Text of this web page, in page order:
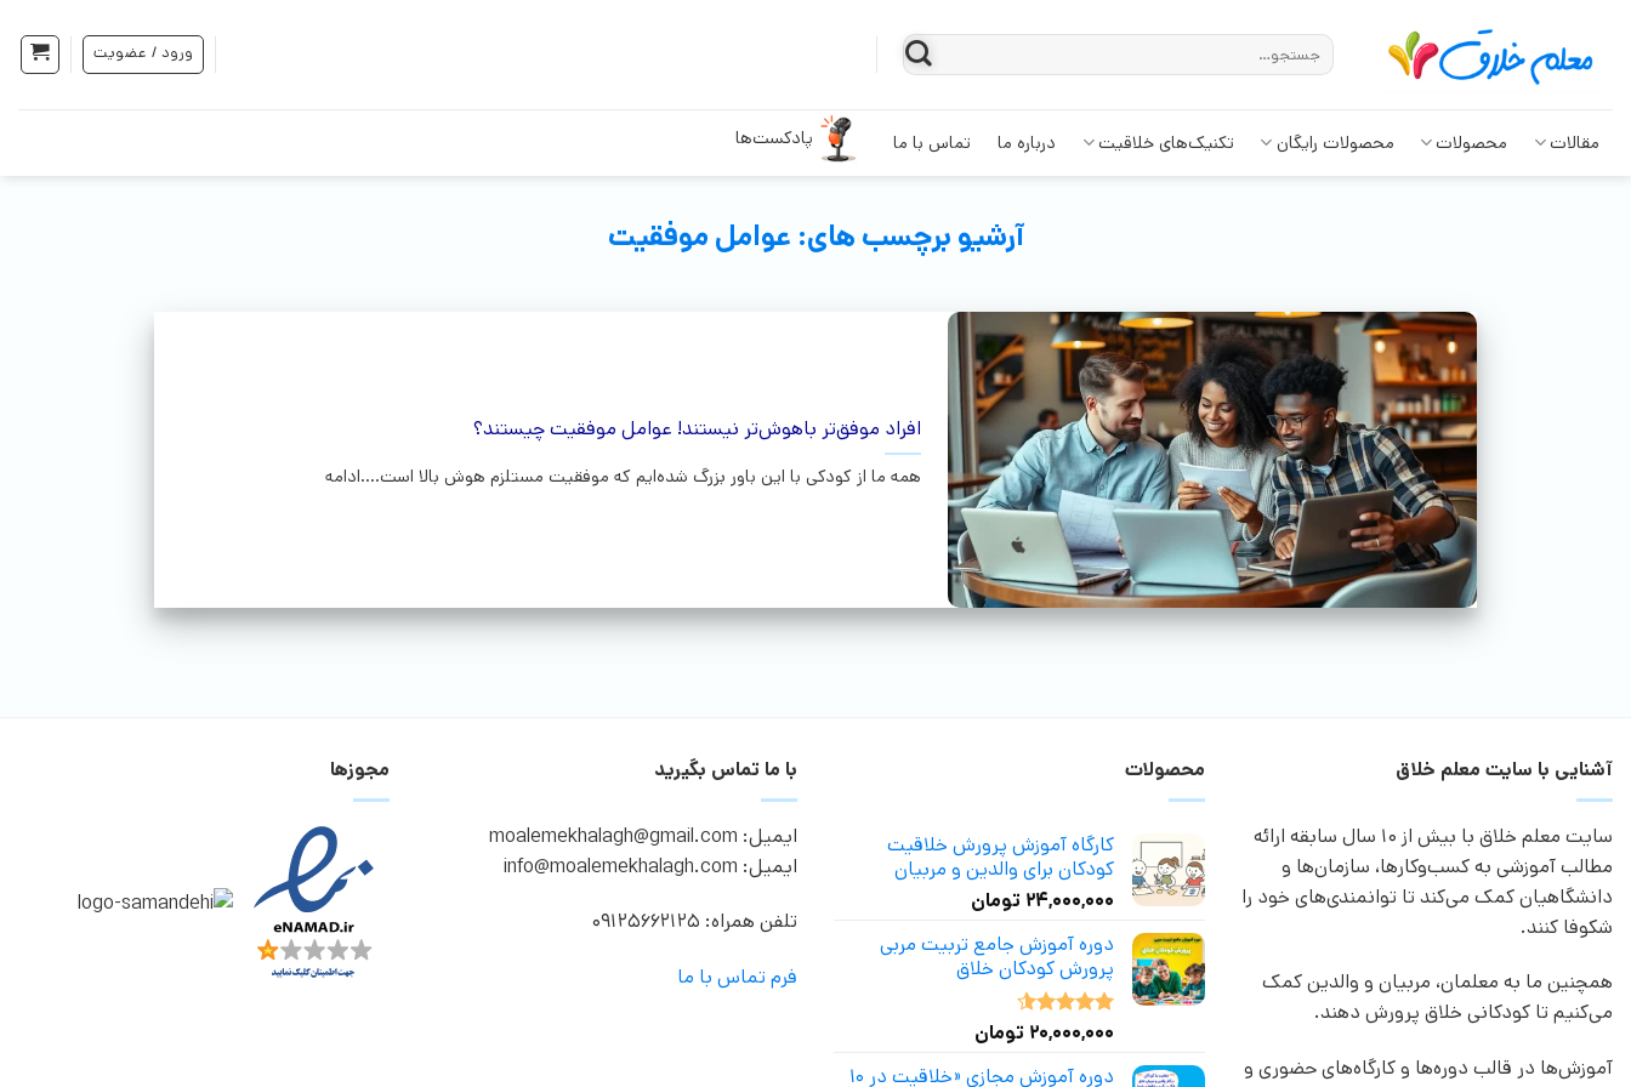
ورود / عضویت
مقالات محصولات محصولات رایگان تکنیک‌های خلاقیت درباره ما تماس با ما پادکست‌ها
آرشیو برچسب های: عوامل موفقیت
افراد موفق‌تر باهوش‌تر نیستند! عوامل موفقیت چیستند؟
همه ما از کودکی با این باور بزرگ شده‌ایم که موفقیت مستلزم هوش بالا است....ادامه
آشنایی با سایت معلم خلاق
سایت معلم خلاق با بیش از 10 سال سابقه ارائه
مطالب آموزشی به کسب‌وکارها، سازمان‌ها و
دانشگاهیان کمک می‌کند تا توانمندی‌های خود را
شکوفا کنند.
همچنین ما به معلمان، مربیان و والدین کمک
می‌کنیم تا کودکانی خلاق پرورش دهند.
آموزش‌ها در قالب دوره‌ها و کارگاه‌های حضوری و
محصولات
کارگاه آموزش پرورش خلاقیت
کودکان برای والدین و مربیان
۲۴,۰۰۰,۰۰۰ تومان
دوره آموزش جامع تربیت مربی
پرورش کودکان خلاق
نمره4.50
۲۰,۰۰۰,۰۰۰ تومان
دوره آموزش مجازی «خلاقیت در ۱۰
با ما تماس بگیرید
ایمیل: moalemekhalagh@gmail.com
ایمیل: info@moalemekhalagh.com
تلفن همراه: 09125662125
فرم تماس با ما
مجوزها